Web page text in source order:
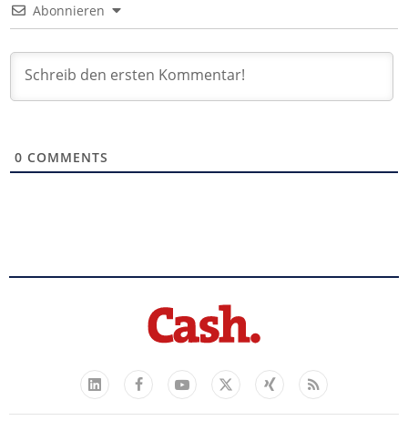
Abonnieren
0 COMMENTS
LinkedIn
FacebookYouTube
X
Xing Feed